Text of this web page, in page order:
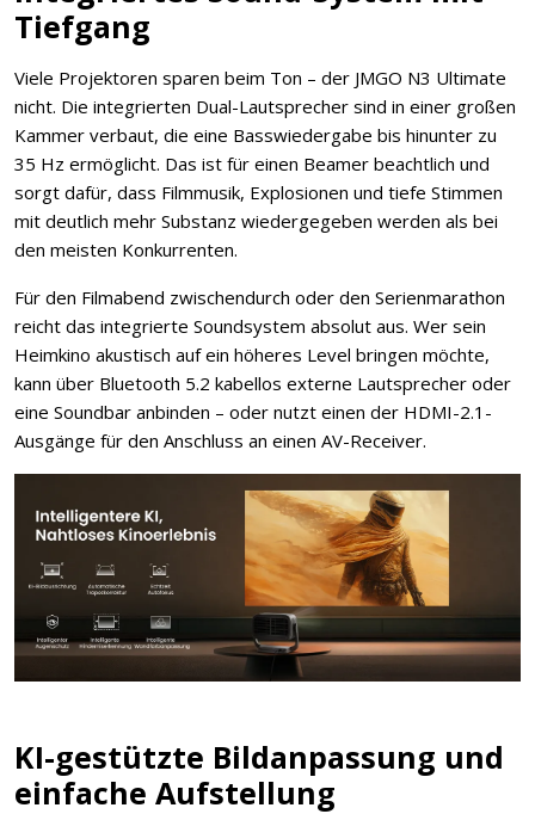
Tiefgang
Viele Projektoren sparen beim Ton – der JMGO N3 Ultimate
nicht. Die integrierten Dual-Lautsprecher sind in einer großen
Kammer verbaut, die eine Basswiedergabe bis hinunter zu
35 Hz ermöglicht. Das ist für einen Beamer beachtlich und
sorgt dafür, dass Filmmusik, Explosionen und tiefe Stimmen
mit deutlich mehr Substanz wiedergegeben werden als bei
den meisten Konkurrenten.
Für den Filmabend zwischendurch oder den Serienmarathon
reicht das integrierte Soundsystem absolut aus. Wer sein
Heimkino akustisch auf ein höheres Level bringen möchte,
kann über Bluetooth 5.2 kabellos externe Lautsprecher oder
eine Soundbar anbinden – oder nutzt einen der HDMI-2.1-
Ausgänge für den Anschluss an einen AV-Receiver.
KI-gestützte Bildanpassung und
einfache Aufstellung